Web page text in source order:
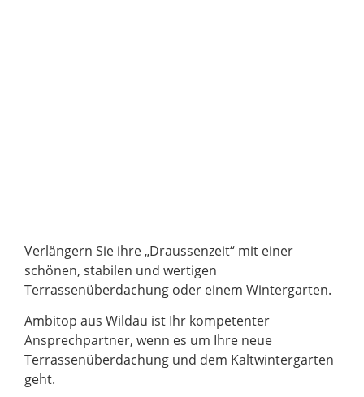
Verlängern Sie ihre „Draussenzeit“ mit einer
schönen, stabilen und wertigen
Terrassenüberdachung oder einem Wintergarten.
Ambitop aus Wildau ist Ihr kompetenter
Ansprechpartner, wenn es um Ihre neue
Terrassenüberdachung und dem Kaltwintergarten
geht.